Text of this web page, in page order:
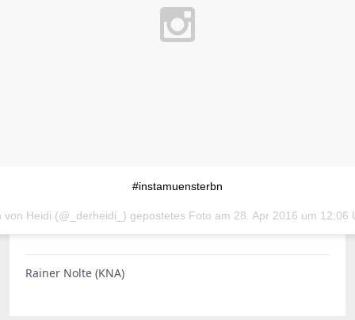
#instamuensterbn
von Heidi (@_derheidi_) gepostetes Foto am 28. Apr 2016 um 12:06
Rainer Nolte (KNA)